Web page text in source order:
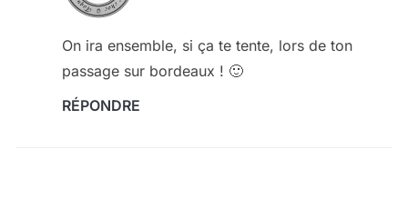
On ira ensemble, si ça te tente, lors de ton
passage sur bordeaux ! 🙂
RÉPONDRE